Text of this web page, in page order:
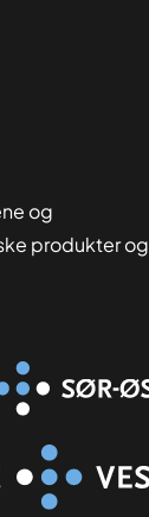
og
produkter og